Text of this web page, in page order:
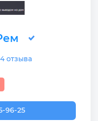
4 отзыва
96-25